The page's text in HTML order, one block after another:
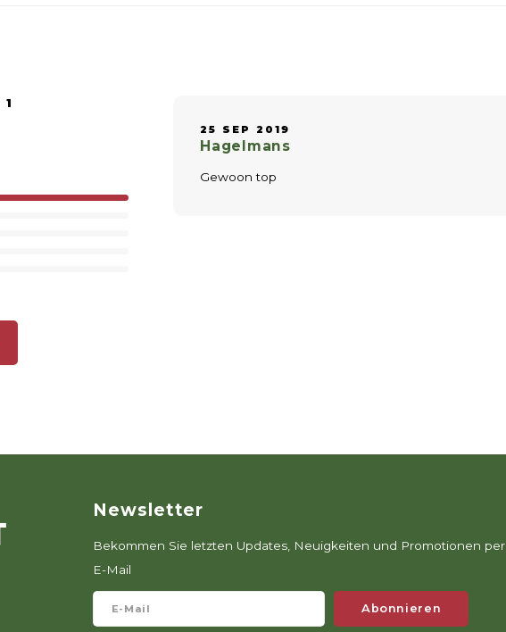
1
25 SEP 2019
Hagelmans
Gewoon top
Newsletter
Bekommen Sie letzten Updates, Neuigkeiten und Promotionen per
E-Mail
Abonnieren